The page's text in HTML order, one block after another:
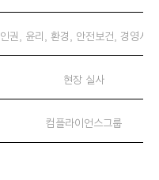
인권, 윤리, 환경, 안전보건, 경영시
현장 실사
컴플라이언스그룹